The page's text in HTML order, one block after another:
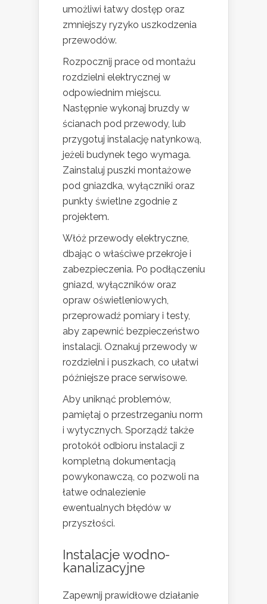
umożliwi łatwy dostęp oraz
zmniejszy ryzyko uszkodzenia
przewodów.
Rozpocznij prace od montażu
rozdzielni elektrycznej w
odpowiednim miejscu.
Następnie wykonaj bruzdy w
ścianach pod przewody, lub
przygotuj instalację natynkową,
jeżeli budynek tego wymaga.
Zainstaluj puszki montażowe
pod gniazdka, wyłączniki oraz
punkty świetlne zgodnie z
projektem.
Włóż przewody elektryczne,
dbając o właściwe przekroje i
zabezpieczenia. Po podłączeniu
gniazd, wyłączników oraz
opraw oświetleniowych,
przeprowadź pomiary i testy,
aby zapewnić bezpieczeństwo
instalacji. Oznakuj przewody w
rozdzielni i puszkach, co ułatwi
późniejsze prace serwisowe.
Aby uniknąć problemów,
pamiętaj o przestrzeganiu norm
i wytycznych. Sporządź także
protokół odbioru instalacji z
kompletną dokumentacją
powykonawczą, co pozwoli na
łatwe odnalezienie
ewentualnych błędów w
przyszłości.
Instalacje wodno-
kanalizacyjne
Zapewnij prawidłowe działanie